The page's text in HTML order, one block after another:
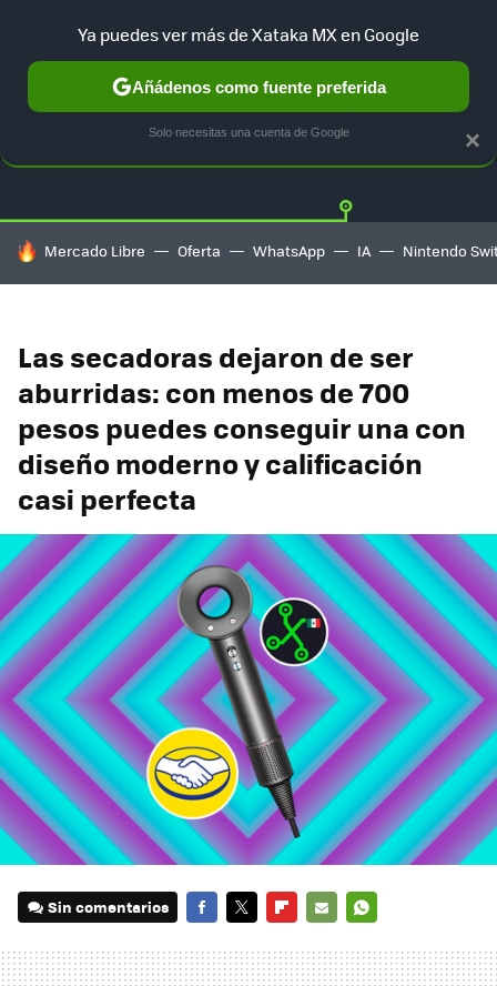
GUÍA DE COMPRAS MERCADO LIBRE
HOY SE HABLA DE
Mercado Libre Oferta WhatsApp IA Nintendo
Las secadoras dejaron de ser
aburridas: con menos de 700
pesos puedes conseguir una con
diseño moderno y calificación
casi perfecta
Sin comentarios
MAIL
×
Ya puedes ver más de Xataka MX en Google
Añádenos como fuente preferida
Solo necesitas una cuenta de Google